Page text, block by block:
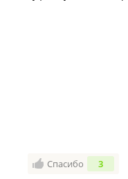
Спасибо 3